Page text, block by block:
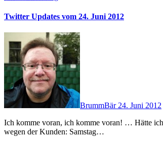
Twitter Updates vom 24. Juni 2012
BrummBär 24. Juni 2012
Ich komme voran, ich komme voran! … Hätte ich ja kaum für möglich gehalten … oder ist das alles nur ein Traum? … #Matrix # Nur
wegen der Kunden: Samstag…